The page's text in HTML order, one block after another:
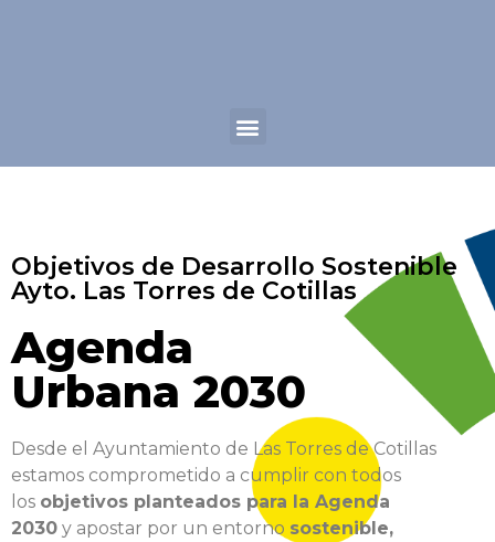
Objetivos de Desarrollo Sostenible
Ayto. Las Torres de Cotillas
Agenda
Urbana 2030
Desde el Ayuntamiento de Las Torres de Cotillas
estamos comprometido a cumplir con todos
los objetivos planteados para la Agenda
2030 y apostar por un entorno sostenible,